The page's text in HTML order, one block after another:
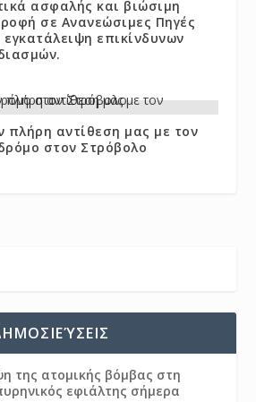
ασφαλής και βιώσιμη
σε Ανανεώσιμες Πηγές
εγκατάλειψη επικίνδυνων
πλήρη αντίθεση μας με τον
στον Στρόβολο
της ατομικής βόμβας στη
εφιάλτης σήμερα